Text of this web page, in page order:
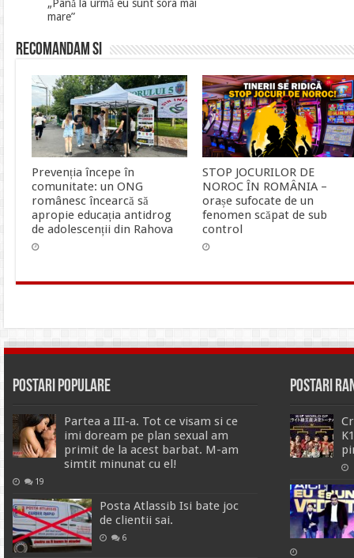
„Până la urmă eu sunt sora mai
mare”
Recomandam si
Prevenția începe în
comunitate: un ONG
românesc încearcă să
apropie educația antidrog
de adolescenții din Rahova
STOP JOCURILOR DE
NOROC ÎN ROMÂNIA –
orașe sufocate de un
fenomen scăpat de sub
control
Postari Populare
Partea a III-a. Tot ce visam si ce
imi doream pe plan sexual am
primit de la acest barbat. M-am
simtit minunat cu el!
19
Posta Atlassib Isi bate joc
de clientii sai.
6
Postari